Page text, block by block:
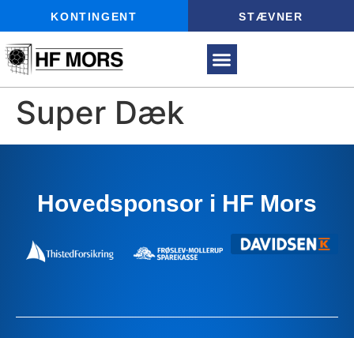
KONTINGENT STÆVNER
Super Dæk
Hovedsponsor i HF Mors